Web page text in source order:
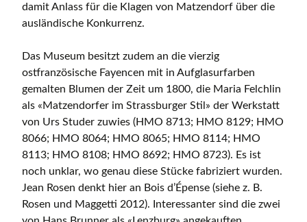
damit Anlass für die Klagen von Matzendorf über die
ausländische Konkurrenz.
Das Museum besitzt zudem an die vierzig
ostfranzösische Fayencen mit in Aufglasurfarben
gemalten Blumen der Zeit um 1800, die Maria Felchlin
als «Matzendorfer im Strassburger Stil» der Werkstatt
von Urs Studer zuwies (HMO 8713; HMO 8129; HMO
8066; HMO 8064; HMO 8065; HMO 8114; HMO
8113; HMO 8108; HMO 8692; HMO 8723). Es ist
noch unklar, wo genau diese Stücke fabriziert wurden.
Jean Rosen denkt hier an Bois d’Épense (siehe z. B.
Rosen und Maggetti 2012). Interessanter sind die zwei